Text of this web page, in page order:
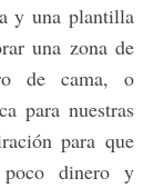
y una plantilla
una zona de
de cama, o
para nuestras
para que
dinero y